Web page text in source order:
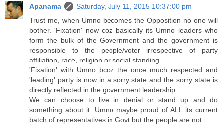
Apanama
Saturday, July 11, 2015 10:37:00 pm
Trust me, when Umno becomes the Opposition no one will
bother. 'Fixation' now coz basically its Umno leaders who
form the bulk of the Government and the government is
responsible to the people/voter irrespective of party
affiliation, race, religion or social standing.
'Fixation' with Umno bcoz the once much respected and
'leading' party is now in a sorry state and the sorry state is
directly reflected in the government leadership.
We can choose to live in denial or stand up and do
something about it. Umno maybe proud of ALL its current
batch of representatives in Govt but the people are not.